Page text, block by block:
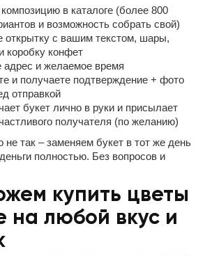
в каталоге (более 800
и возможность собрать свой)
открытку с вашим текстом, шары,
коробку конфет
адрес и желаемое время
и получаете подтверждение + фото
отправкой
букет лично в руки и присылает
получателя (по желанию)
не так – заменяем букет в тот же день
полностью. Без вопросов и
купить цветы
на любой вкус и